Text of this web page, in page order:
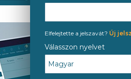
Elfelejtette a jelszavát? Új
Válasszon nyelvet